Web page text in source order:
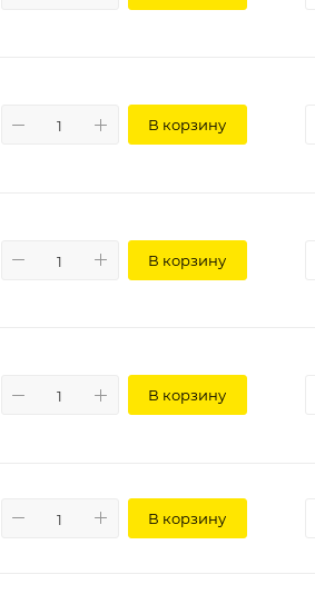
В корзину
В корзину
В корзину
В корзину